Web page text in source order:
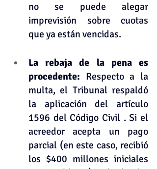
no se puede alegar
imprevisión sobre cuotas
que ya están vencidas.
La rebaja de la pena es
procedente: Respecto a la
multa, el Tribunal respaldó
la aplicación del artículo
1596 del Código Civil . Si el
acreedor acepta un pago
parcial (en este caso, recibió
los $400 millones iniciales